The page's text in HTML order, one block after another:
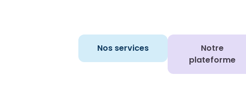
Nos services
Notre
plateforme